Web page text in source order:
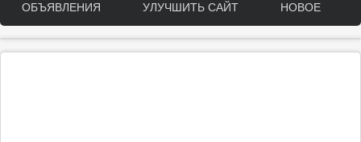
ОБЪЯВЛЕНИЯ УЛУЧШИТЬ САЙТ НОВОЕ